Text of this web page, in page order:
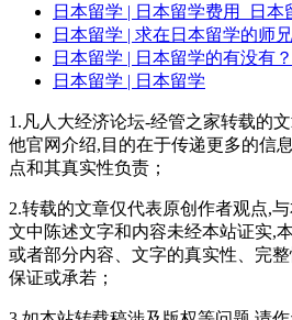
日本留学 | 日本留学费用_日本
日本留学 | 求在日本留学的师
日本留学 | 日本留学的有没有？
日本留学 | 日本留学
1.凡人大经济论坛-经管之家转载的
他官网介绍,目的在于传递更多的信
点和其真实性负责；
2.转载的文章仅代表原创作者观点,
文中陈述文字和内容未经本站证实,
或者部分内容、文字的真实性、完
保证或承若；